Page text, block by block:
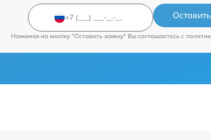
Нажимая на кнопку "Оставить заявку" Вы соглашаетесь c